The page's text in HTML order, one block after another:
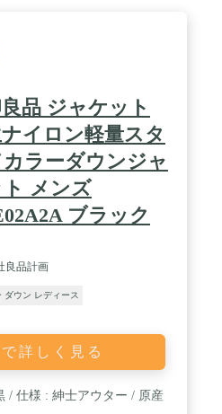
品 ジャケット
イロン軽量スタ
ラーダウンジャ
メンズ
ブラック
良品計画
ダウン レディース
詳しく見る
/ 仕様 : 紳士アウター / 原産